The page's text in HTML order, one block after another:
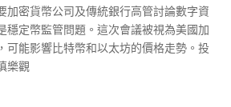
加密貨幣公司及傳統銀行高管討論數字資
穩定幣監管問題。這次會議被視為美國加
可能影響比特幣和以太坊的價格走勢。投
樂觀